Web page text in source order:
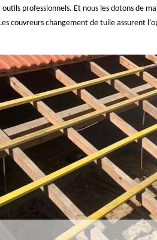
professionnels. Et nous les dotons de
couvreurs changement de tuile assurent